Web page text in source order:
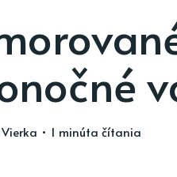
Vierka • 1 minúta čítania